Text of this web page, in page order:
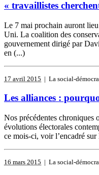
« travaillistes
Le 7 mai prochain auront
Uni. La coalition des
gouvernement dirigé par
en (...)
17 avril 2015 | La social-
Les alliances :
Nos précédentes chroniques
évolutions électorales
ce mois-ci, voir l’encadré
16 mars 2015 | La social-